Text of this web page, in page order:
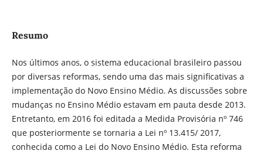
Resumo
Nos últimos anos, o sistema educacional brasileiro passou
por diversas reformas, sendo uma das mais significativas a
implementação do Novo Ensino Médio. As discussões sobre
mudanças no Ensino Médio estavam em pauta desde 2013.
Entretanto, em 2016 foi editada a Medida Provisória nº 746
que posteriormente se tornaria a Lei nº 13.415/ 2017,
conhecida como a Lei do Novo Ensino Médio. Esta reforma